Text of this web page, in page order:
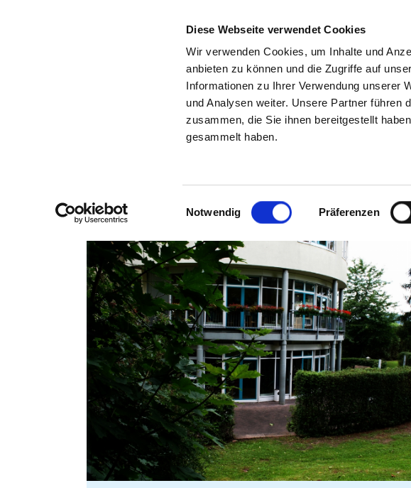
Diese Webseite verwendet Cookies
Wir verwenden Cookies, um Inhalte und
anbieten zu können und die Zugriffe auf
Informationen zu Ihrer Verwendung unserer
und Analysen weiter. Unsere Partner führen
zusammen, die Sie ihnen bereitgestellt
gesammelt haben.
Einwilligungsauswahl
Notwendig Präferenzen
Zurück zu den Suchergebnissen
PSYCHIATRISCHE TAGESKLINIK